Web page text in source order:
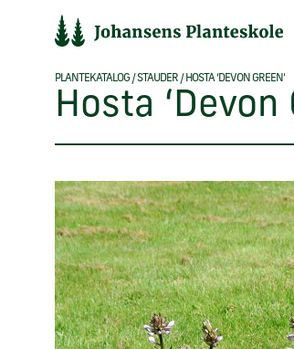
PLANTEKATALOG/STAUDER / HOSTA ‘DEVON GREEN’
Hosta ‘Devon